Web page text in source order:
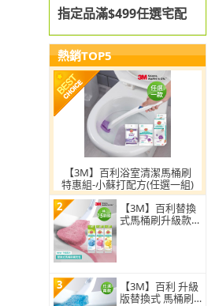
指定品滿$499任選宅配
熱銷TOP5
【3M】百利浴室清潔馬桶刷
特惠組-小蘇打配方(任選一組)
2
【3M】百利替換
式馬桶刷升級款
3
【3M】百利 升級
版替換式 馬桶刷